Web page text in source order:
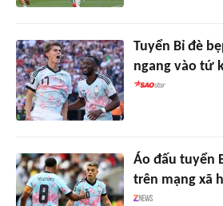
Tuyển Bỉ đè
ngang vào tứ
Áo đấu tuyển
trên mạng xã